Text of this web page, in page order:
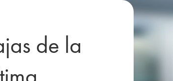
de la